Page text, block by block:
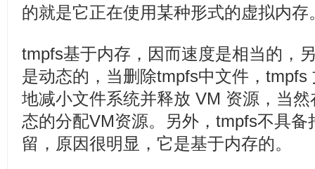
的就是它正在使用某种形式的虚拟内存
tmpfs基于内存，因而速度是相当的，
是动态的，当删除tmpfs中文件，
地减小文件系统并释放 VM 资源，当
态的分配VM资源。另外，tmpfs不具
留，原因很明显，它是基于内存的。